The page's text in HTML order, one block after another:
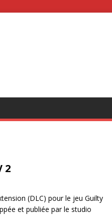
2
(DLC) pour le jeu Guilty
et publiée par le studio